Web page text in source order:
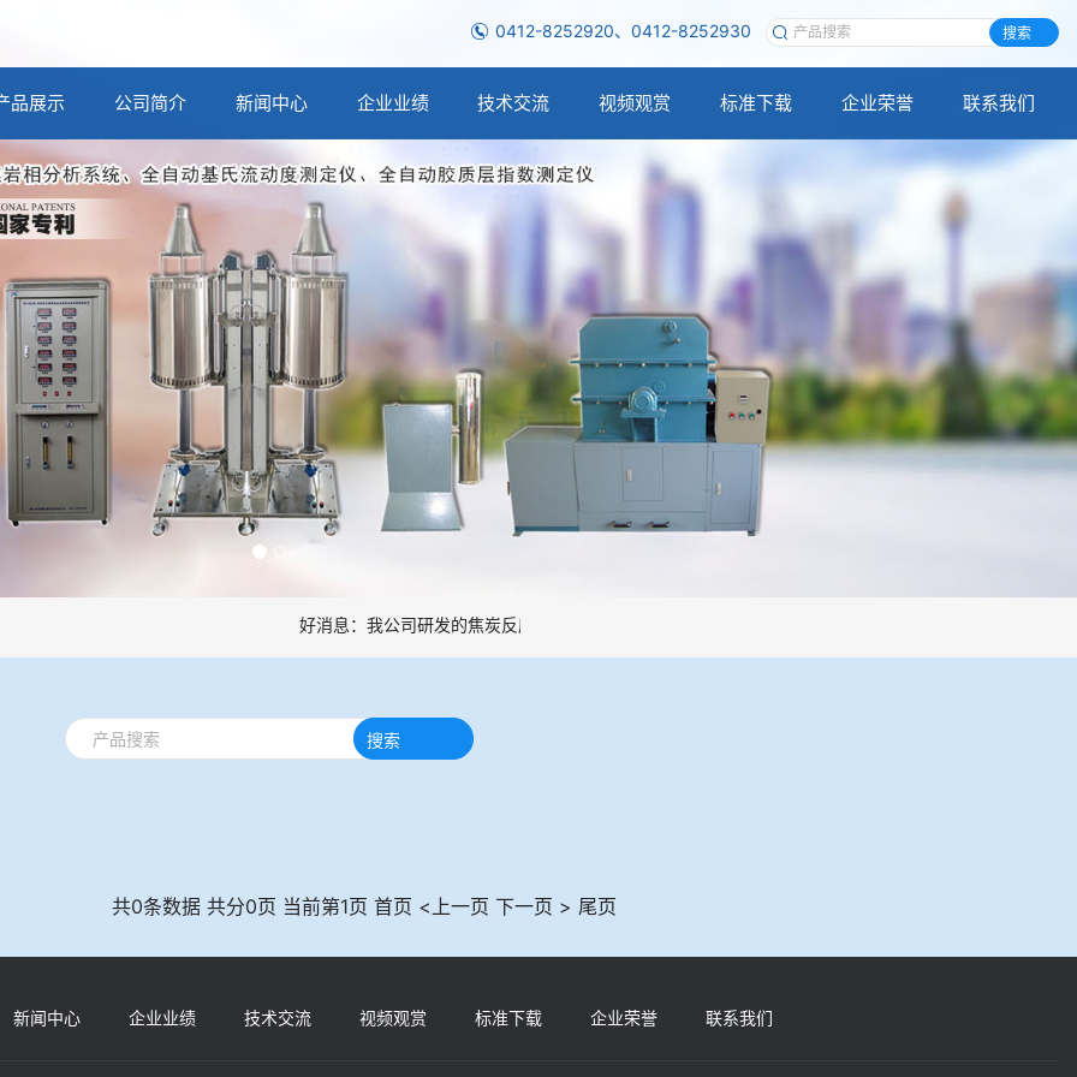
0412-8252920、0412-8252930 搜索
品展示 公司简介 新闻中心 企业业绩 技术交流 视频观赏 标准下载 企业荣誉 联系我们
好消息：我公司研发的焦炭反应性制样系统，全部制样过程机械化操作，没有人为误差，焦球形状与人工
搜索
共0条数据 共分0页 当前第1页 首页 <上一页 下一页 > 尾页
新闻中心 企业业绩 技术交流 视频观赏 标准下载 企业荣誉 联系我们